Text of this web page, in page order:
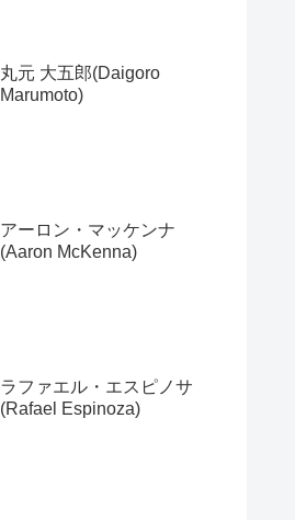
丸元 大五郎(Daigoro
Marumoto)
アーロン・マッケンナ
(Aaron McKenna)
ラファエル・エスピノサ
(Rafael Espinoza)